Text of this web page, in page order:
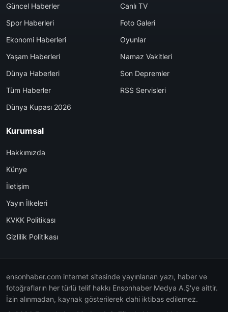
Güncel Haberler
Spor Haberleri
Ekonomi Haberleri
Yaşam Haberleri
Dünya Haberleri
Tüm Haberler
Dünya Kupası 2026
Canlı TV
Foto Galeri
Oyunlar
Namaz Vakitleri
Son Depremler
RSS Servisleri
Kurumsal
Hakkımızda
Künye
İletişim
Yayın İlkeleri
KVKK Politikası
Gizlilik Politikası
ensonhaber.com internet sitesinde yayınlanan yazı, haber ve
fotoğrafların her türlü telif hakkı Ensonhaber Medya A.Ş'ye aittir.
İzin alınmadan, kaynak gösterilerek dahi iktibas edilemez.